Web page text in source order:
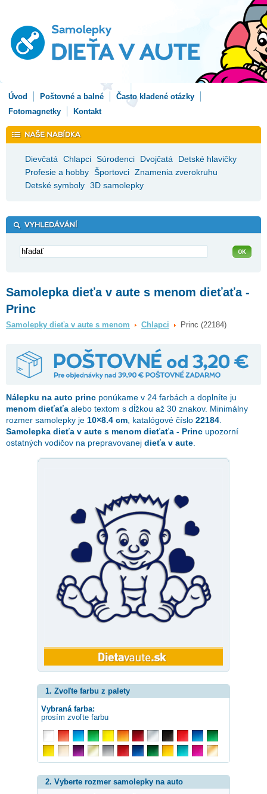
Úvod Poštovné a balné
Často kladené otázky
Fotomagnetky
Kontakt
Dievčatá Chlapci Súrodenci Dvojčatá
Detské hlavičky
Profesie a hobby Športovci Znamenia zverokruhu
Detské symboly 3D samolepky
Samolepka dieťa v aute s menom dieťaťa -
Princ
Samolepky dieťa v aute s menom Chlapci Princ (22184)
Nálepku na auto princ ponúkame v 24 farbách a doplníte ju
menom dieťaťa alebo textom s dĺžkou až 30 znakov. Minimálny
rozmer samolepky je 10×8.4 cm , katalógové číslo 22184
Samolepka dieťa v aute s menom dieťaťa - Princ upozorní
ostatných vodičov na prepravovanej dieťa v aute
1. Zvoľte farbu z palety
Vybraná farba:
prosím zvoľte farbu
2. Vyberte rozmer samolepky na auto